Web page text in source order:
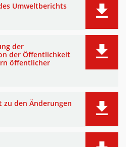
Umweltberichts
der
der Öffentlichkeit
öffentlicher
zu den Änderungen